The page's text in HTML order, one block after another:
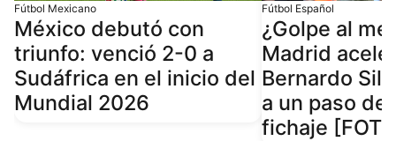
Fútbol Mexicano
México debutó con
triunfo: venció 2-0 a
Sudáfrica en el inicio del
Mundial 2026
Fútbol Español
¿Golpe al
Madrid
Bernardo
a un paso de
fichaje